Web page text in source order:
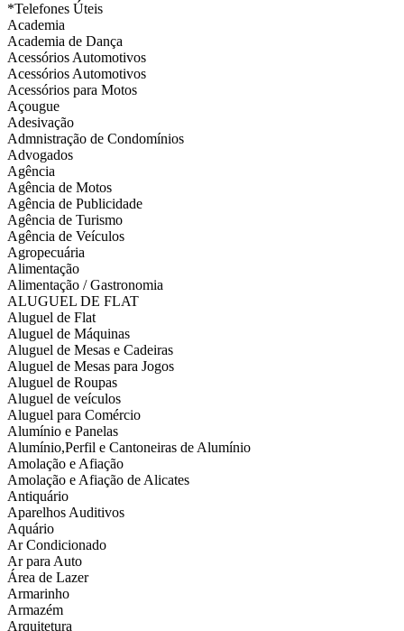
*Telefones Úteis
Academia
Academia de Dança
Acessórios Automotivos
Acessórios Automotivos
Acessórios para Motos
Açougue
Adesivação
Admnistração de Condomínios
Advogados
Agência
Agência de Motos
Agência de Publicidade
Agência de Turismo
Agência de Veículos
Agropecuária
Alimentação
Alimentação / Gastronomia
ALUGUEL DE FLAT
Aluguel de Flat
Aluguel de Máquinas
Aluguel de Mesas e Cadeiras
Aluguel de Mesas para Jogos
Aluguel de Roupas
Aluguel de veículos
Aluguel para Comércio
Alumínio e Panelas
Alumínio,Perfil e Cantoneiras de Alumínio
Amolação e Afiação
Amolação e Afiação de Alicates
Antiquário
Aparelhos Auditivos
Aquário
Ar Condicionado
Ar para Auto
Área de Lazer
Armarinho
Armazém
Arquitetura